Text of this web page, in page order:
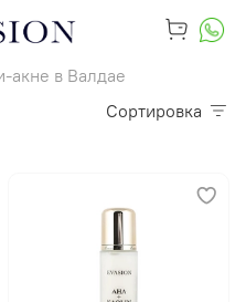
акне в Валдае
Сортировка